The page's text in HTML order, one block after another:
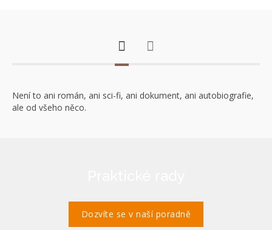
Není to ani román, ani sci-fi, ani dokument, ani autobiografie,
ale od všeho něco.
Dozvíte se v naší poradně